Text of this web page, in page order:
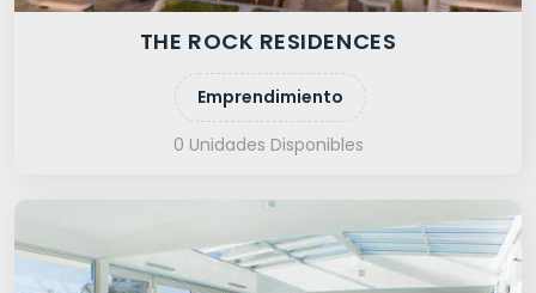
THE ROCK RESIDENCES
Emprendimiento
0 Unidades Disponibles